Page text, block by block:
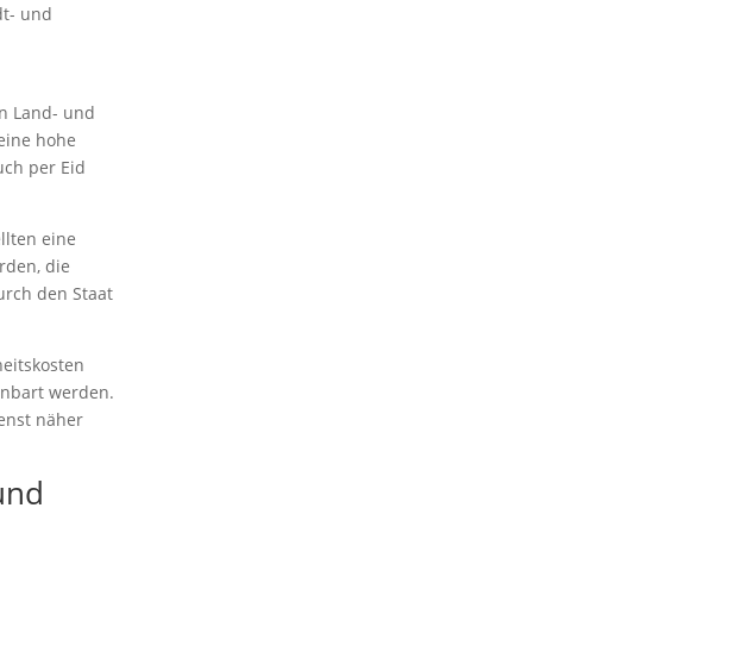
und
Land- und
hohe
per Eid
eine
die
den Staat
werden.
näher